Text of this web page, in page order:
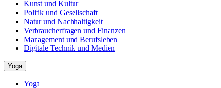
Kunst und Kultur
Politik und Gesellschaft
Natur und Nachhaltigkeit
Verbraucherfragen und Finanzen
Management und Berufsleben
Digitale Technik und Medien
Yoga
Yoga